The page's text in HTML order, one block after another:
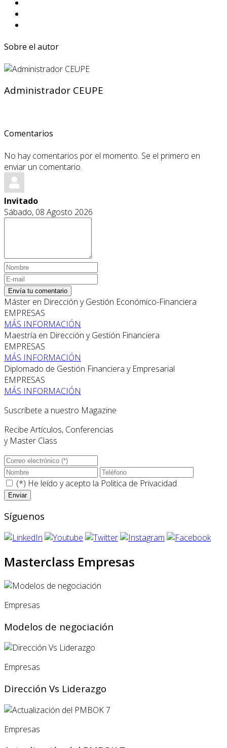
Sobre el autor
Administrador CEUPE
Comentarios
No hay comentarios por el momento. Se el primero en
enviar un comentario.
Invitado
Sábado, 08 Agosto 2026
Envía tu comentario
Máster en Dirección y Gestión Económico-Financiera
EMPRESAS
MÁS INFORMACIÓN
Maestría en Dirección y Gestión Financiera
EMPRESAS
MÁS INFORMACIÓN
Diplomado de Gestión Financiera y Empresarial
EMPRESAS
MÁS INFORMACIÓN
Suscríbete a nuestro Magazine
Recibe Artículos, Conferencias
y Master Class
(*) He leído y acepto la Politica de Privacidad
Síguenos
Masterclass Empresas
Empresas
Modelos de negociación
Empresas
Dirección Vs Liderazgo
Empresas